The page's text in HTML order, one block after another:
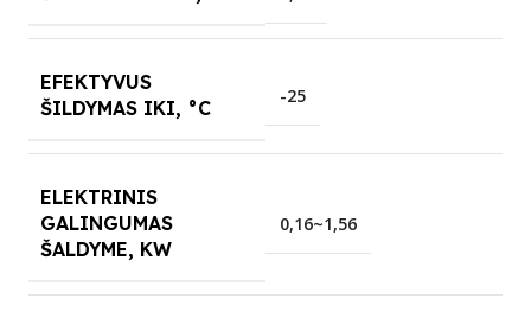
EFEKTYVUS
ŠILDYMAS IKI, °C
-25
ELEKTRINIS
GALINGUMAS
ŠALDYME, KW
0,16~1,56